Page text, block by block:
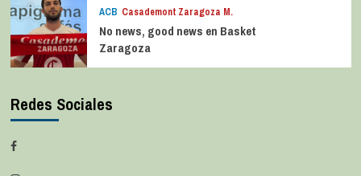
ACB Casademont Zaragoza M.
No news, good news en Basket
Zaragoza
Redes Sociales